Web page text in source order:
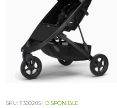
SKU: 11300205 | DISPONIBLE